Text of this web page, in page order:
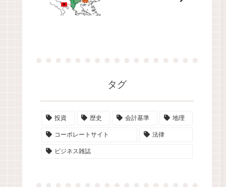
タグ
投資 歴史 会計基準 地理
コーポレートサイト 法律
ビジネス雑誌